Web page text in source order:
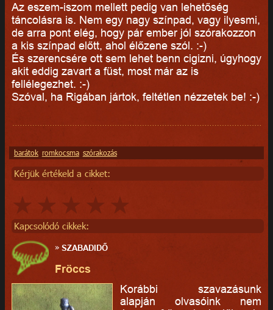
Az eszem-iszom mellett pedig van lehetőség
táncolásra is. Nem egy nagy színpad, vagy ilyesmi,
de arra pont elég, hogy pár ember jól szórakozzon
a kis színpad előtt, ahol élőzene szól. :-)
És szerencsére ott sem lehet benn cigizni, úgyhogy
akit eddig zavart a füst, most már az is
fellélegezhet. :-)
Szóval, ha Rigában jártok, feltétlen nézzetek be! :-)
barátok romkocsma szórakozás
Kérjük értékeld a cikket:
Kapcsolódó cikkek:
»SZABADIDŐ
Fröccs
Korábbi szavazásunk
alapján olvasóink nem